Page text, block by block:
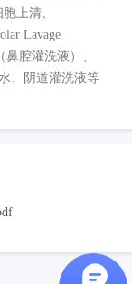
上清、
Lavage
腔灌洗液）、
、阴道灌洗液等